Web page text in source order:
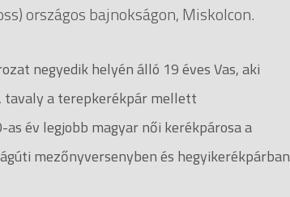
országos bajnokságon, Miskolcon.
negyedik helyén álló 19 éves Vas, aki
tavaly a terepkerékpár mellett
év legjobb magyar női kerékpárosa a
mezőnyversenyben és hegyikerékpárban